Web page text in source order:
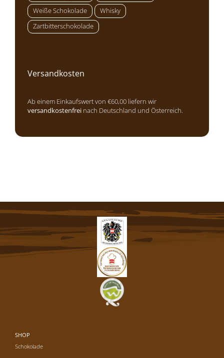
Weiße Schokolade
Whisky
Zartbitterschokolade
Versandkosten
Ab einem Einkaufswert von €60,00 liefern wir
versandkostenfrei nach Deutschland und Österreich.
SHOP
Schokolade